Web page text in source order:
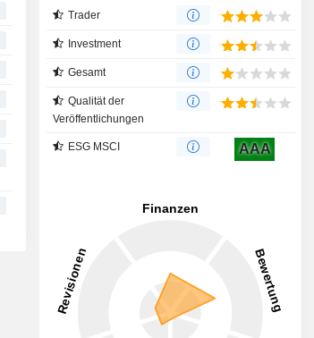
Trader
Investment
Gesamt
Qualität der
Veröffentlichungen
ESG MSCI AAA